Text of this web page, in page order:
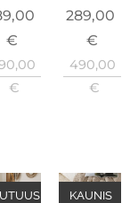
€
€
289,00
€
490,00
€
KAUNIS